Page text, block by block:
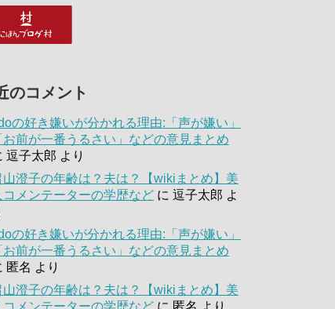
のコメント
の好き嫌いが分かれる理由:「声が嫌い」
お前が一番うるさい」などの意見まとめ
逗子太郎 より
山澄子の年齢は？夫は？【wikiまとめ】美
コメンテーターの学歴など に 逗子太郎 よ
の好き嫌いが分かれる理由:「声が嫌い」
お前が一番うるさい」などの意見まとめ
匿名 より
山澄子の年齢は？夫は？【wikiまとめ】美